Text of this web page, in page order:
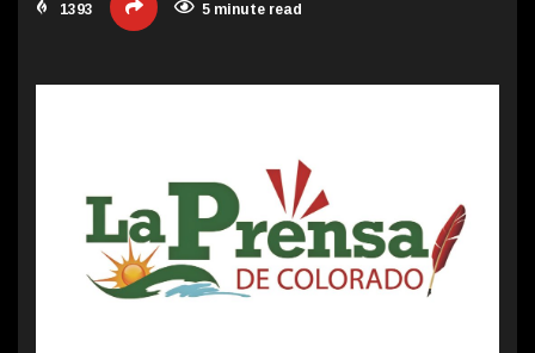
1393 5 minute read